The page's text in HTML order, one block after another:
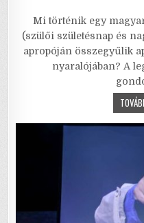
c
e
b
o
it
te
r
Mi történik egy
(szülői születésnap és
apropóján összegyűlik
nyaralójában? A